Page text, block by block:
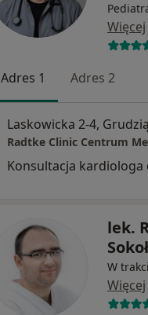
Więcej
Adres 1 Adres 2
Laskowicka 2-4,
Radtke Clinic Centrum
Konsultacja kardiologa
lek.
W
Więcej